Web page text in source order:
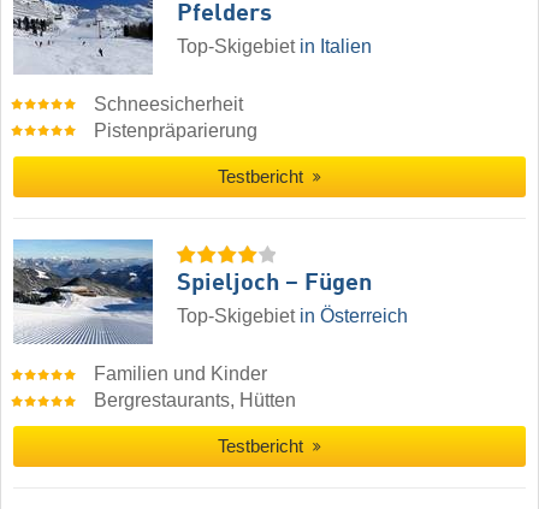
Pfelders
Top-Skigebiet in Italien
Schneesicherheit
Pistenpräparierung
Testbericht
Spieljoch – Fügen
Top-Skigebiet in Österreich
Familien und Kinder
Bergrestaurants, Hütten
Testbericht